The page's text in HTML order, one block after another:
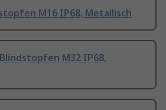
M16 IP68, Metallisch
Blindstopfen M32 IP68,